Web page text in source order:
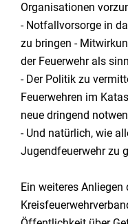
Organisationen
- Notfallvorsorge in
zu bringen -
der Feuerwehr als
- Der Politik zu
Feuerwehren im
neue dringend
- Und natürlich, wie
Jugendfeuerwehr zu
Ein weiteres